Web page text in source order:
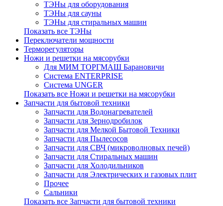
ТЭНы для оборудования
ТЭНы для сауны
ТЭНы для стиральных машин
Показать все ТЭНы
Переключатели мощности
Терморегуляторы
Ножи и решетки на мясорубки
Для МИМ ТОРГМАШ Барановичи
Система ENTERPRISE
Система UNGER
Показать все Ножи и решетки на мясорубки
Запчасти для бытовой техники
Запчасти для Водонагревателей
Запчасти для Зернодробилок
Запчасти для Мелкой Бытовой Техники
Запчасти для Пылесосов
Запчасти для СВЧ (микроволновых печей)
Запчасти для Стиральных машин
Запчасти для Холодильников
Запчасти для Электрических и газовых плит
Прочее
Сальники
Показать все Запчасти для бытовой техники